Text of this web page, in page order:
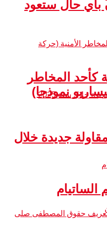
ألف مقاولة جديدة خلال
بأي حال ستعود
كأحد المخاطر
نموذجا)